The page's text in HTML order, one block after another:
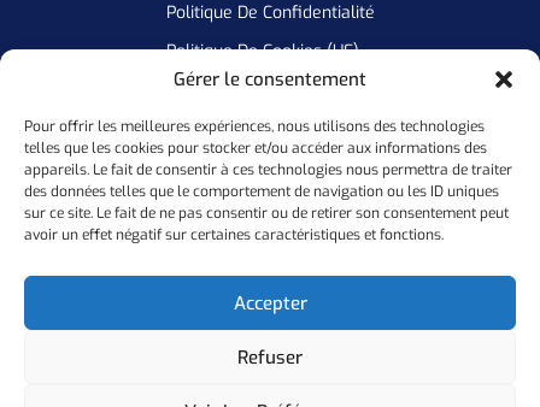
Gérer le consentement
Pour offrir les meilleures expériences, nous utilisons des technologies
telles que les cookies pour stocker et/ou accéder aux informations des
appareils. Le fait de consentir à ces technologies nous permettra de traiter
des données telles que le comportement de navigation ou les ID uniques
sur ce site. Le fait de ne pas consentir ou de retirer son consentement peut
avoir un effet négatif sur certaines caractéristiques et fonctions.
Accepter
Refuser
Politique De Confidentialité
Politique De Cookies (UE)
Newsletter
Inscrivez Vous A Notre Newsletter Pour Ne Manquer Aucune De
Nos Offres
Ok